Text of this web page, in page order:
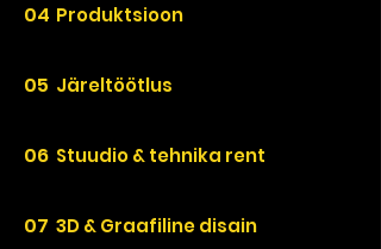
04 Produktsioon
05 Järeltöötlus
06 Stuudio & tehnika rent
07 3D & Graafiline disain